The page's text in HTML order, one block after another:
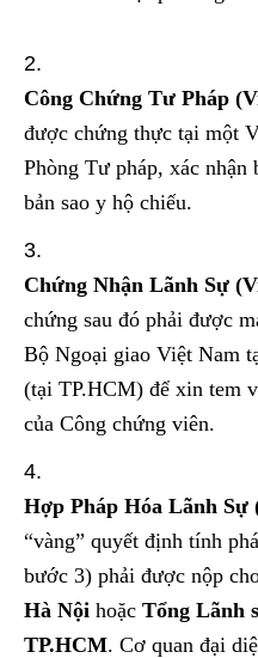
Công Chứng Tư Pháp
được chứng thực tại một
Phòng Tư pháp, xác
bản sao y hộ chiếu.
Chứng Nhận Lãnh Sự
chứng sau đó phải được
Bộ Ngoại giao Việt Nam
(tại TP.HCM) để xin tem
của Công chứng viên.
Hợp Pháp Hóa Lãnh Sự
“vàng” quyết định tính
bước 3) phải được nộp
Hà Nội hoặc Tổng Lãnh
TP.HCM. Cơ quan đại